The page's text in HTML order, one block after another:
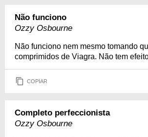
Não funciono
Ozzy Osbourne
Não funciono nem mesmo tomando
comprimidos de Viagra. Não tem
COPIAR
Completo perfeccionista
Ozzy Osbourne